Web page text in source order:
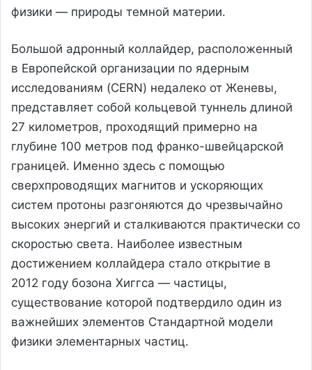
физики — природы темной материи.
Большой адронный коллайдер, расположенный
в Европейской организации по ядерным
исследованиям (CERN) недалеко от Женевы,
представляет собой кольцевой туннель длиной
27 километров, проходящий примерно на
глубине 100 метров под франко-швейцарской
границей. Именно здесь с помощью
сверхпроводящих магнитов и ускоряющих
систем протоны разгоняются до чрезвычайно
высоких энергий и сталкиваются практически со
скоростью света. Наиболее известным
достижением коллайдера стало открытие в
2012 году бозона Хиггса — частицы,
существование которой подтвердило один из
важнейших элементов Стандартной модели
физики элементарных частиц.